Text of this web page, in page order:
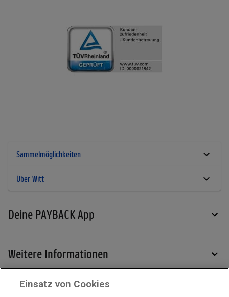
Sammelmöglichkeiten
Über Witt
Deine PAYBACK App
Weitere Informationen
Einsatz von Cookies